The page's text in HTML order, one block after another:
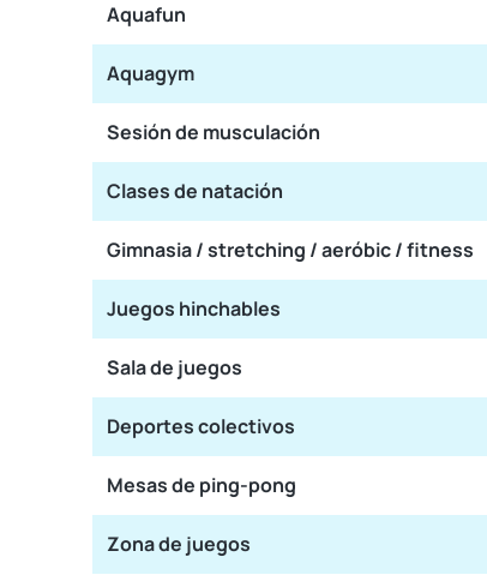
Aquafun
Aquagym
Sesión de musculación
Clases de natación
Gimnasia / stretching / aeróbic / fitness
Juegos hinchables
Sala de juegos
Deportes colectivos
Mesas de ping-pong
Zona de juegos